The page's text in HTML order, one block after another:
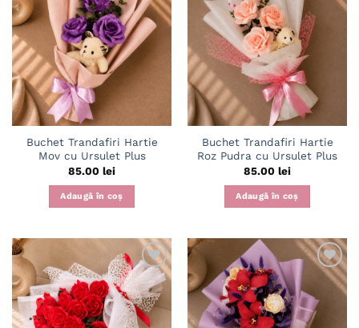
Adaugă
în
wishlist
Buchet Trandafiri Hartie
Mov cu Ursulet Plus
85.00 lei
Adaugă în coș
Adaugă
wishlist
Buchet Trandafiri Hartie
Roz Pudra cu Ursulet Plus
85.00 lei
Adaugă în coș
Adaugă
în
wishlist
Adaugă
wishlist